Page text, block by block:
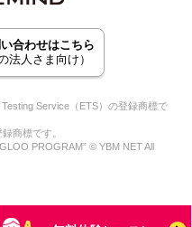
合わせはこちら
法人さま向け）
Testing Service（ETS）の登録商標で
商標です。
PROGRAM” © YBM NET All